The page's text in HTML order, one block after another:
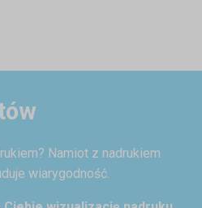
Namiot z nadrukiem
wiarygodność.